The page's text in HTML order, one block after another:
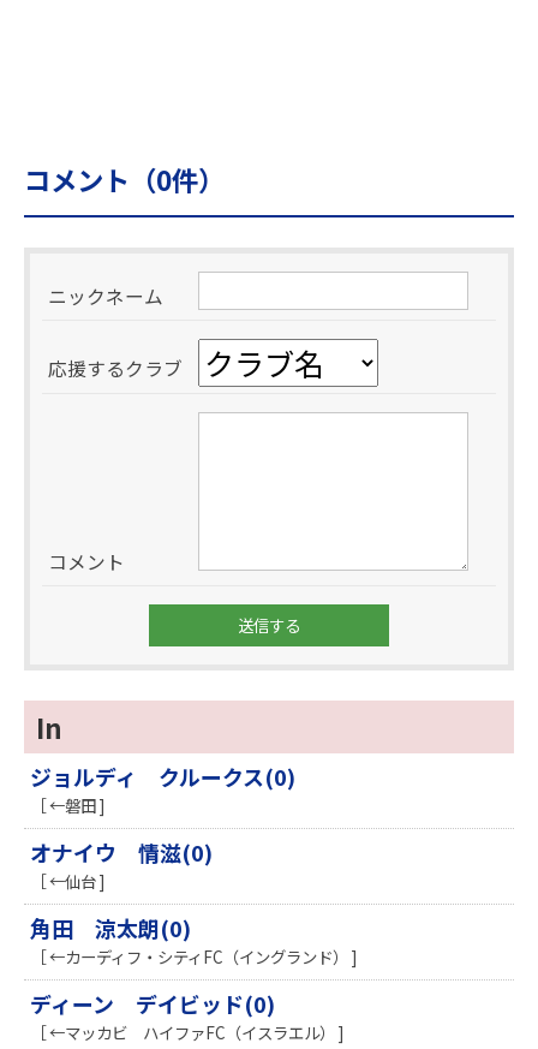
コメント（0件）
ニックネーム
応援するクラブ
コメント
In
ジョルディ クルークス(0)
［ ←磐田 ]
オナイウ 情滋(0)
［ ←仙台 ]
角田 涼太朗(0)
［ ←カーディフ・シティFC（イングランド） ]
ディーン デイビッド(0)
［ ←マッカビ ハイファFC（イスラエル） ]